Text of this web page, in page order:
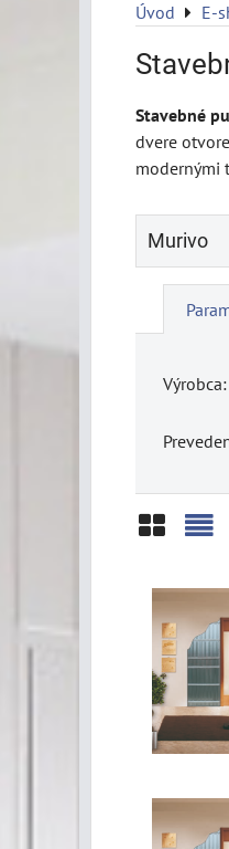
Úvod E-
Stavebné
dvere
modernými
Murivo
Výrobca: